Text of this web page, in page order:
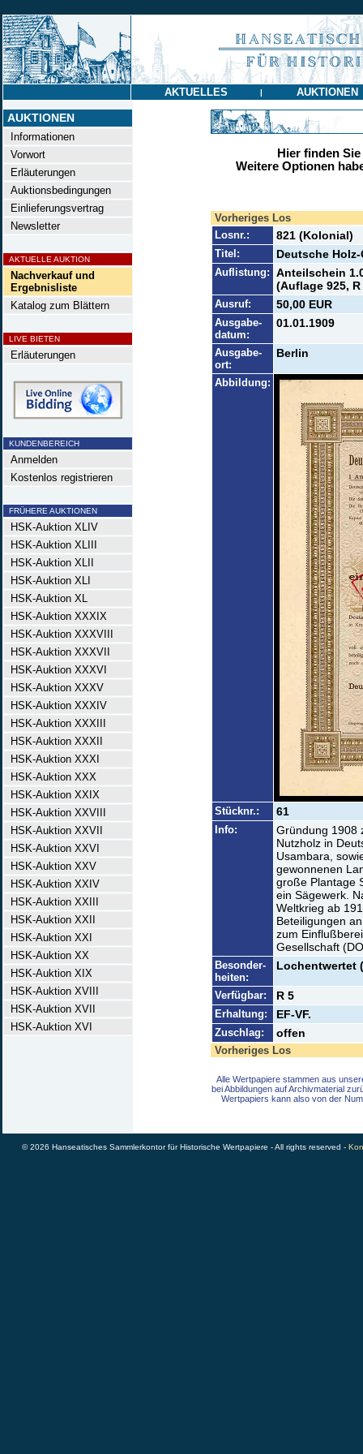
AKTUELLES | AUKTIONEN
AUKTIONEN
Informationen
Vorwort
Erläuterungen
Auktionsbedingungen
Einlieferungsvertrag
Newsletter
AKTUELLE AUKTION
Nachverkauf und
Ergebnisliste
Katalog zum Blättern
LIVE BIETEN
Erläuterungen
KUNDENBEREICH
Anmelden
Kostenlos registrieren
FRÜHERE AUKTIONEN
HSK-Auktion XLIV
HSK-Auktion XLIII
HSK-Auktion XLII
HSK-Auktion XLI
HSK-Auktion XL
HSK-Auktion XXXIX
HSK-Auktion XXXVIII
HSK-Auktion XXXVII
HSK-Auktion XXXVI
HSK-Auktion XXXV
HSK-Auktion XXXIV
HSK-Auktion XXXIII
HSK-Auktion XXXII
HSK-Auktion XXXI
HSK-Auktion XXX
HSK-Auktion XXIX
HSK-Auktion XXVIII
HSK-Auktion XXVII
HSK-Auktion XXVI
HSK-Auktion XXV
HSK-Auktion XXIV
HSK-Auktion XXIII
HSK-Auktion XXII
HSK-Auktion XXI
HSK-Auktion XX
HSK-Auktion XIX
HSK-Auktion XVIII
HSK-Auktion XVII
HSK-Auktion XVI
Hier finden
Weitere Optionen
Vorheriges Los
Losnr.:
821 (Kolonial)
Titel: Deutsche
Auflistung: Anteilschein
(Auflage 925, R
Ausruf: 50,00 EUR
Ausgabe-
datum:
01.01.1909
Ausgabe-
ort:
Berlin
Abbildung:
Stücknr.: 61
Info:
Gründung 1908
Nutzholz in
Usambara,
gewonnenen
große Plantage
ein Sägewerk.
Weltkrieg ab
Beteiligungen
zum
Gesellschaft
Besonder-
heiten:
Lochentwertet
Verfügbar: R 5
Erhaltung: EF-VF.
Zuschlag: offen
Vorheriges Los
Alle Wertpapiere stammen aus
bei Abbildungen auf Archivmaterial
Wertpapiers kann also von der
© 2026 Hanseatisches Sammlerkontor für Historische Wertpapiere - All rights reserved -